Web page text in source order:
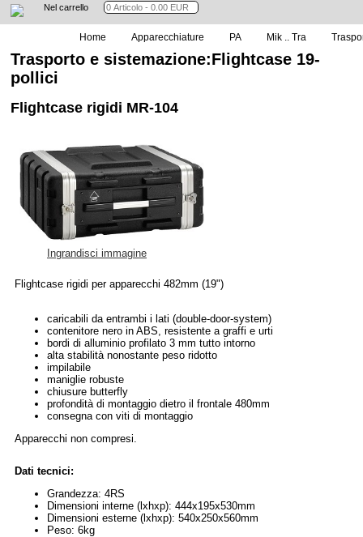
Nel carrello
Home Apparecchiature PA Mik .. Tra
Trasporto e sistemazione:Flightcase 19-
pollici
Flightcase rigidi MR-104
Ingrandisci immagine
Flightcase rigidi per apparecchi 482mm (19")
caricabili da entrambi i lati (double-door-system)
contenitore nero in ABS, resistente a graffi e urti
bordi di alluminio profilato 3 mm tutto intorno
alta stabilità nonostante peso ridotto
impilabile
maniglie robuste
chiusure butterfly
profondità di montaggio dietro il frontale 480mm
consegna con viti di montaggio
Apparecchi non compresi.
Dati tecnici:
Grandezza: 4RS
Dimensioni interne (lxhxp): 444x195x530mm
Dimensioni esterne (lxhxp): 540x250x560mm
Peso: 6kg